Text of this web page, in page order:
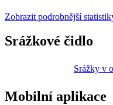
Zobrazit podrobnější
Srážkové čidlo
Srážky v
Mobilní aplikace